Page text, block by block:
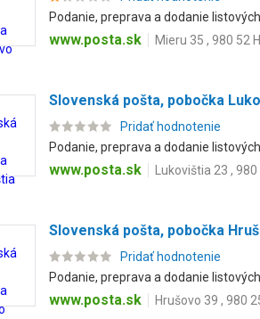
Podanie, preprava a dodanie
www.posta.sk Mieru 35 , 980 52
Slovenská pošta, pobočka
Pridať hodnotenie
Podanie, preprava a dodanie
www.posta.sk Lukovištia 23 ,
Slovenská pošta, pobočka
Pridať hodnotenie
Podanie, preprava a dodanie
www.posta.sk Hrušovo 39 , 980